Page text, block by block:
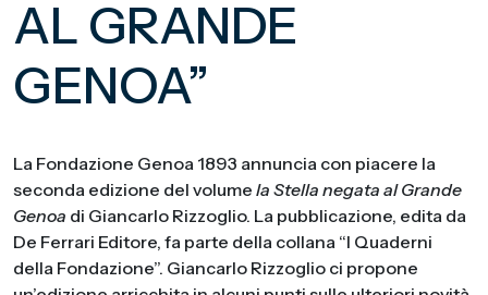
AL GRANDE
GENOA”
La Fondazione Genoa 1893 annuncia con piacere la
seconda edizione del volume la Stella negata al Grande
Genoa di Giancarlo Rizzoglio. La pubblicazione, edita da
De Ferrari Editore, fa parte della collana “I Quaderni
della Fondazione”. Giancarlo Rizzoglio ci propone